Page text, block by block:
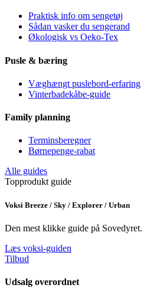
Praktisk info om sengetøj
Sådan vasker du sengerand
Økologisk vs Oeko-Tex
Pusle & bæring
Væghængt puslebord-erfaring
Vinterbadekåbe-guide
Family planning
Terminsberegner
Børnepenge-rabat
Alle guides
Topprodukt guide
Voksi Breeze / Sky / Explorer / Urban
Den mest klikke guide på Sovedyret.
Læs voksi-guiden
Tilbud
Udsalg overordnet